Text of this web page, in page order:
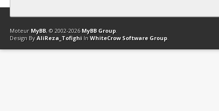
Contact Club Affiliation Retourner en haut Version bas-débit
Moteur MyBB, © 2002-2026 MyBB Group.
Design By AliReza_Tofighi In WhiteCrow Software Group.